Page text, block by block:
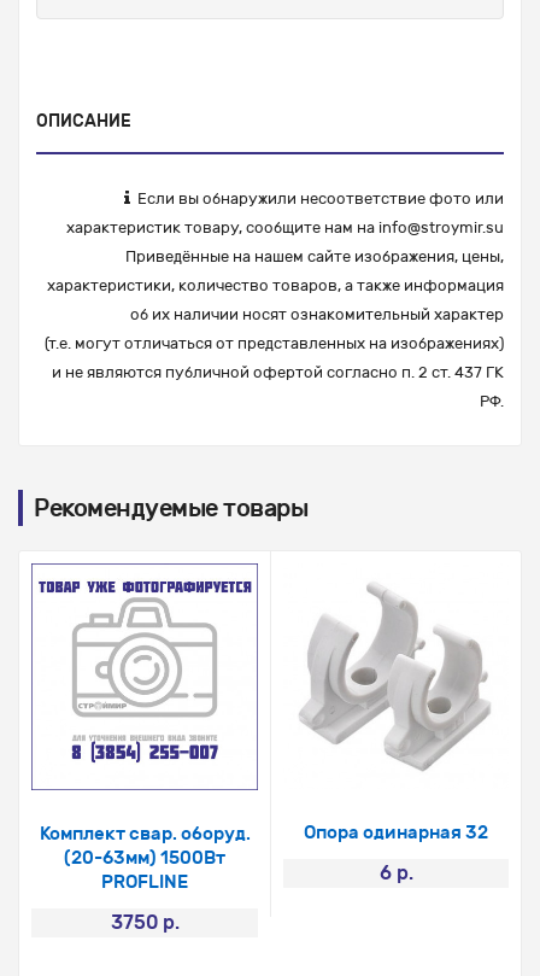
ОПИСАНИЕ
Если вы обнаружили несоответствие фото или
характеристик товару, сообщите нам на info@stroymir.su
Приведённые на нашем сайте изображения, цены,
характеристики, количество товаров, а также информация
об их наличии носят ознакомительный характер
(т.е. могут отличаться от представленных на изображениях)
и не являются публичной офертой согласно п. 2 ст. 437 ГК
РФ.
Рекомендуемые товары
Комплект свар. оборуд.
(20-63мм) 1500Вт
PROFLINE
3750 р.
Опора одинарная 32
6 р.